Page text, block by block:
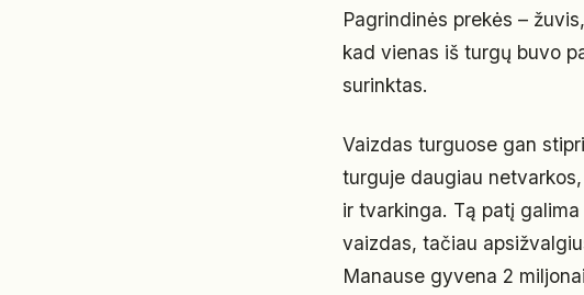
Pagrindinės prekės –
kad vienas iš turgų buvo
surinktas.
Vaizdas turguose gan
turguje daugiau
ir tvarkinga. Tą patį
vaizdas, tačiau
Manause gyvena 2